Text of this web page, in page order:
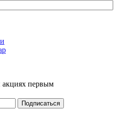
акциях первым